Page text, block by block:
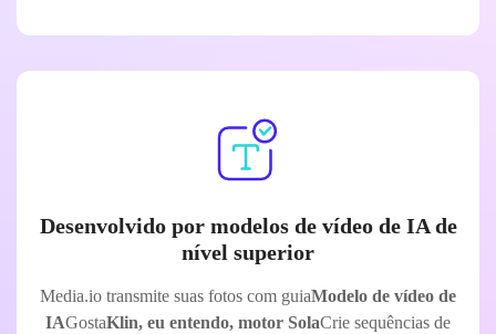
Desenvolvido por modelos de vídeo de IA de
nível superior
Media.io transmite suas fotos com guiaModelo de vídeo de
IAGostaKlin, eu entendo, motor SolaCrie sequências de